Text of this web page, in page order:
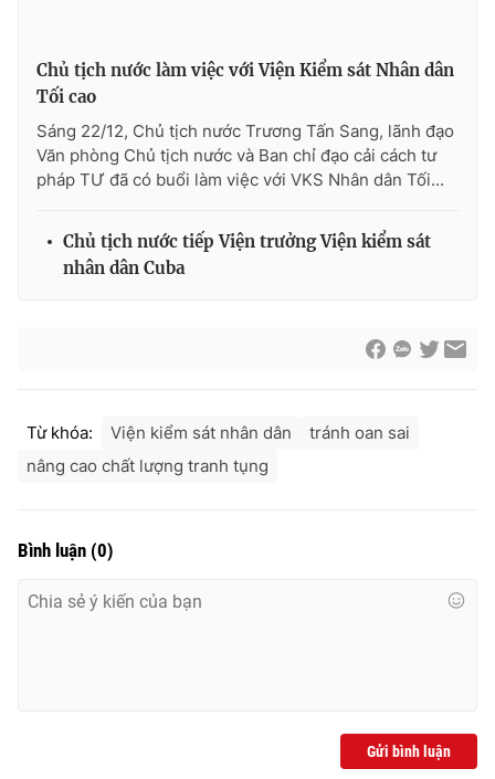
Video
VTV Money VTV Thể thao
VTV Sức khoẻ Bất động sản
Vươn mình bằng AI
VTV9 VTV8
THỜI BÁO VTV
Đài Truyền hình Việt Nam
Chủ tịch nước làm việc với Viện Kiểm sát Nhân dân
Tối cao
Sáng 22/12, Chủ tịch nước Trương Tấn Sang, lãnh đạo
Văn phòng Chủ tịch nước và Ban chỉ đạo cải cách tư
pháp TƯ đã có buổi làm việc với VKS Nhân dân Tối...
Chủ tịch nước tiếp Viện trưởng Viện kiểm sát
nhân dân Cuba
Từ khóa: Viện kiểm sát nhân dân
tránh oan sai
nâng cao chất lượng tranh tụng
Bình luận (0)
Gửi bình luận